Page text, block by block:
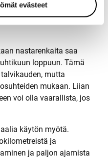
evästeet
käytössä tulisi
nastarenkaita saa
loppuun. Tämä
mutta
mukaan. Liian
voi olla vaarallista, jos
käytön myötä.
ja
ja paljon ajamista